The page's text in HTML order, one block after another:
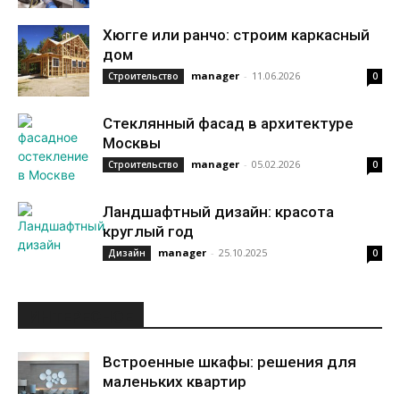
Хюгге или ранчо: строим каркасный
дом
Строительство manager - 11.06.2026 0
Стеклянный фасад в архитектуре
Москвы
Строительство manager - 05.02.2026 0
Ландшафтный дизайн: красота
круглый год
Дизайн manager - 25.10.2025 0
Встроенные шкафы: решения для
маленьких квартир